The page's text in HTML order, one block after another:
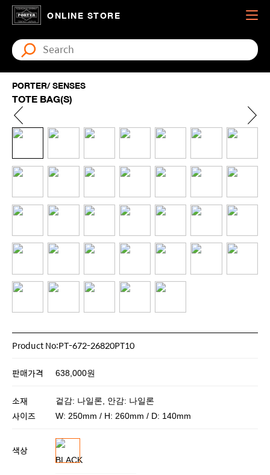
ONLINE STORE
PORTER/ SENSES
TOTE BAG(S)
Product No:PT-672-26820PT10
판매가격 638,000원
소재 겉감: 나일론, 안감: 나일론
사이즈 W: 250mm / H: 260mm / D: 140mm
색상